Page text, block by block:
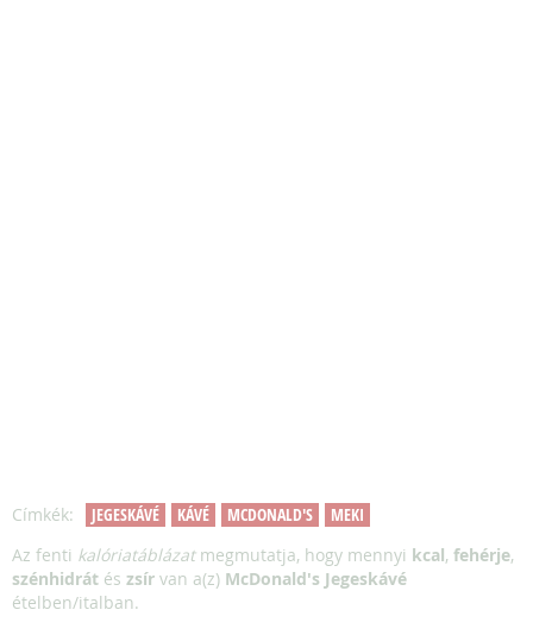
Címkék: JEGESKÁVÉ KÁVÉ MCDONALD'S
MEKI
Az fenti kalóriatáblázatmegmutatja, hogy mennyi kcal, fehérje,
szénhidrát és zsír van a(z) McDonald's Jegeskávé
ételben/italban.